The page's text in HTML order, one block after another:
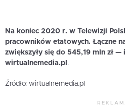
Na koniec 2020 r. w Telewizji
pracowników etatowych. Łączne
zwiększyły się do 545,19 mln zł —
wirtualnemedia.pl .
Źródło: wirtualnemedia.pl